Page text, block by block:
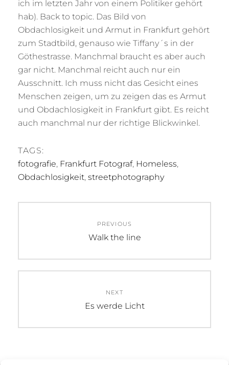
ich im letzten Jahr von einem Politiker gehört
hab). Back to topic. Das Bild von
Obdachlosigkeit und Armut in Frankfurt gehört
zum Stadtbild, genauso wie Tiffany´s in der
Göthestrasse. Manchmal braucht es aber auch
gar nicht. Manchmal reicht auch nur ein
Ausschnitt. Ich muss nicht das Gesicht eines
Menschen zeigen, um zu zeigen das es Armut
und Obdachlosigkeit in Frankfurt gibt. Es reicht
auch manchmal nur der richtige Blickwinkel.
TAGS:
fotografie, Frankfurt Fotograf, Homeless,
Obdachlosigkeit, streetphotography
PREVIOUS
Previous
Walk the line
NEXT
Next
Es werde Licht